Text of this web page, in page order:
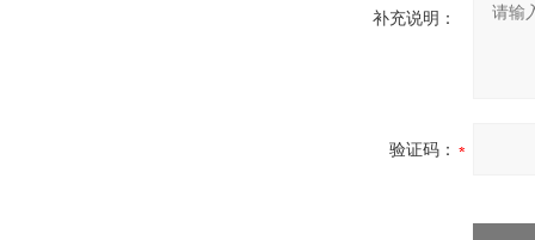
补充说明：
验证码：